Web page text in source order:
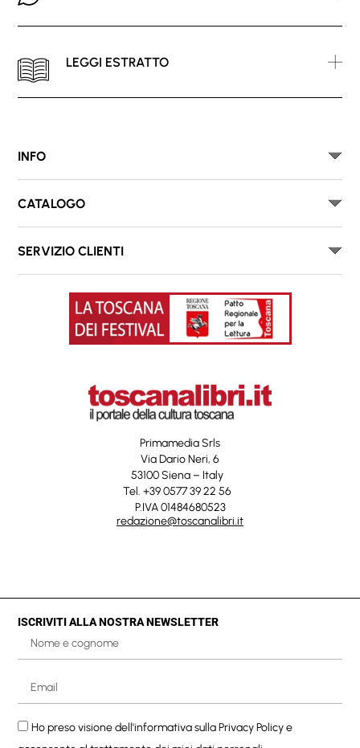
LEGGI ESTRATTO
INFO
CATALOGO
SERVIZIO CLIENTI
Primamedia Srls
Via Dario Neri, 6
53100 Siena – Italy
Tel. +39 0577 39 22 56
P.IVA 01484680523
redazione@toscanalibri.it
ISCRIVITI ALLA NOSTRA NEWSLETTER
Ho preso visione dell'informativa sullaPrivacy Policye